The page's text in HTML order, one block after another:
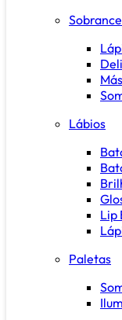
Lábios
Lip
Paletas